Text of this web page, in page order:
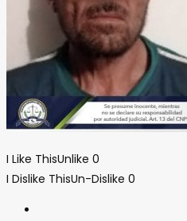
I Like ThisUnlike 0
I Dislike ThisUn-Dislike 0